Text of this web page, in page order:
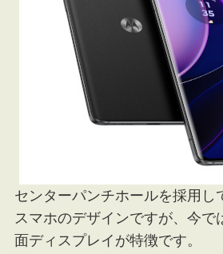
センターパンチホールを採用し
スマホのデザインですが、今で
面ディスプレイが特徴です。